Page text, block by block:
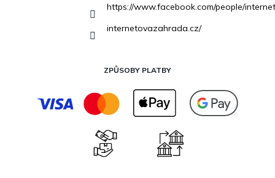
https://www.facebook.com/people/
internetovazahrada.cz/
ZPŮSOBY PLATBY